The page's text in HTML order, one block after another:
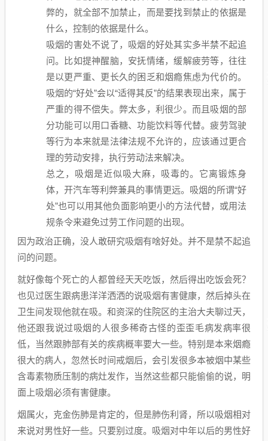
弊的，就全部不加禁止，而是要找到禁止的依据是
什么，控制的依据是什么。
吸烟的害处不说了，吸烟的好处其实多半禁不起追
问。比如提神醒脑，安抚情绪，缓解疲劳等，往往
是以更严重、更长久的困乏和烟瘾焦虑为代价的。
吸烟的“好处”会以“适得其反”的结果表现出来，属于
严重的得不偿失。弊太多，利很少。而且吸烟的部
分功能可以用口香糖、功能饮料等代替。疲劳驾驶
等行为本来就是法律法规不允许的，应该通过更合
理的劳动安排，执行劳动法来解决。
总之，吸烟是近似吸大麻，吸毒的。它离锻炼身
体，开汽车等利弊兼具的事情更远。吸烟的所谓“好
处”也可以用其他负面影响更小的方法代替，或用法
规条令来避免过劳工作问题的出现。
因为政治正确，没人敢研究吸烟有啥好处。并不是禁不起追
问的问题。
就好像每个死亡的人都曾经天天吃饭，然后得出吃饭会死？
也见过医生跟病患洋洋洒洒的说吸烟有害健康，然后掉头在
卫生间发现他就在吸。和资深的住院区的主治大夫聊过天，
他还跟我说过吸烟的人很多稀奇古怪的歪歪毛病发病率很
低，当然跟肺部有关的疾病概率要大一些。特别是本来烟瘾
很大的病人，忽然长时间戒烟后，会引发很多本被烟中某些
含毒素物质压制的病灶发作，当然这些都只能偷偷的说，明
面上吸烟必须有害健康。
烟属火，克金伤肺是肯定的，但是肺伤利肾，所以吸烟相对
来说对男性好一些。只要别过度。吸烟对中年以后的男性好